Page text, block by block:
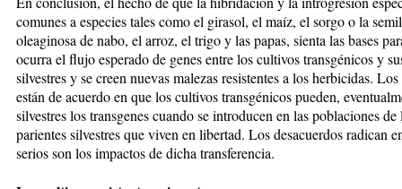
comunes a especies tales co­mo el girasol, el maíz, el sorgo o la
oleaginosa de nabo, el arroz, el tri­go y las papas, sienta las bases
ocurra el flujo esperado de genes entre los cultivos transgénicos y
silvestres y se creen nuevas malezas resistentes a los herbicidas.
están de acuer­do en que los cul­ti­vos transgénicos pueden,
silves­tres los trans­genes cuando se introdu­cen en las po­bla­cio­nes de
parientes silvestres que vi­ven en libertad. Los desacuerdos radican
serios son los impactos de dicha trans­ferencia.